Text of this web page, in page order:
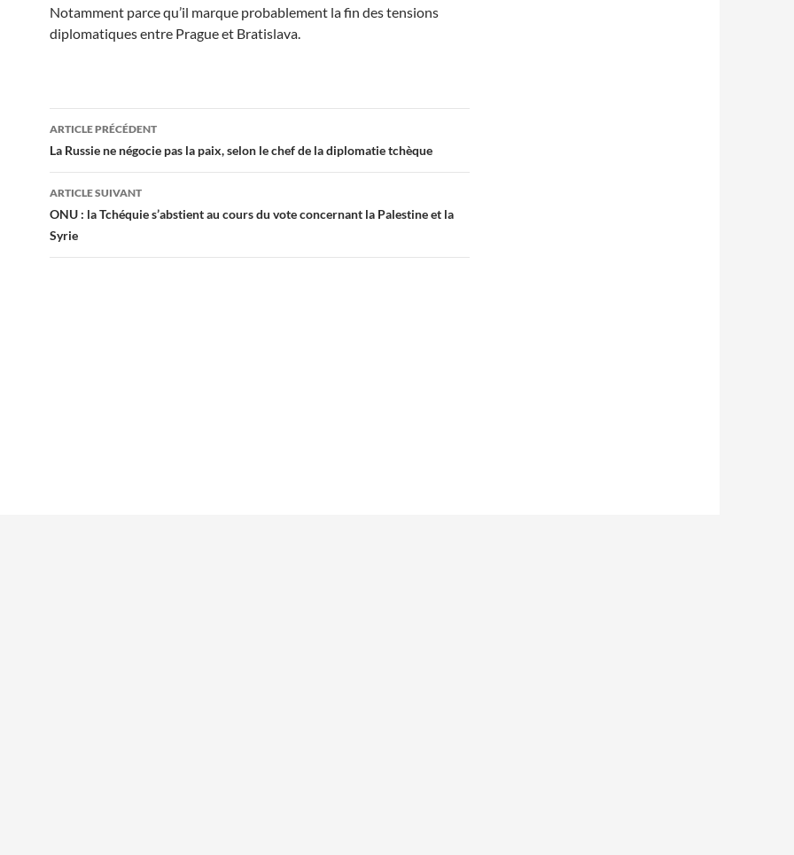
Notamment parce qu’il marque probablement la fin des tensions
diplomatiques entre Prague et Bratislava.
Navigation
des
articles
ARTICLE PRÉCÉDENT
La Russie ne négocie pas la paix, selon le chef de la diplomatie tchèque
ARTICLE SUIVANT
ONU : la Tchéquie s’abstient au cours du vote concernant la Palestine et la
Syrie